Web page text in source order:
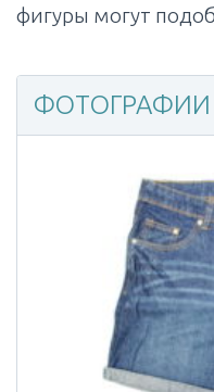
фигуры могут
ФОТОГРАФИИ